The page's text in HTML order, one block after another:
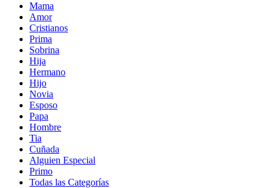
Mama
Amor
Cristianos
Prima
Sobrina
Hija
Hermano
Hijo
Novia
Esposo
Papa
Hombre
Tia
Cuñada
Alguien Especial
Primo
Todas las Categorías